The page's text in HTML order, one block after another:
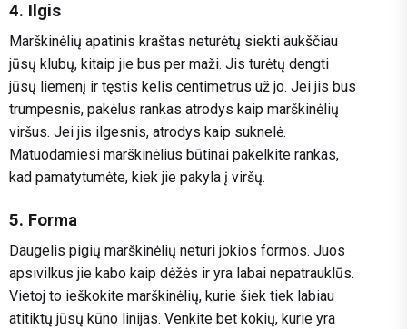
4. Ilgis
Marškinėlių apatinis kraštas neturėtų siekti aukščiau
jūsų klubų, kitaip jie bus per maži. Jis turėtų dengti
jūsų liemenį ir tęstis kelis centimetrus už jo. Jei jis bus
trumpesnis, pakėlus rankas atrodys kaip marškinėlių
viršus. Jei jis ilgesnis, atrodys kaip suknelė.
Matuodamiesi marškinėlius būtinai pakelkite rankas,
kad pamatytumėte, kiek jie pakyla į viršų.
5. Forma
Daugelis pigių marškinėlių neturi jokios formos. Juos
apsivilkus jie kabo kaip dėžės ir yra labai nepatrauklūs.
Vietoj to ieškokite marškinėlių, kurie šiek tiek labiau
atitiktų jūsų kūno linijas. Venkite bet kokių, kurie yra